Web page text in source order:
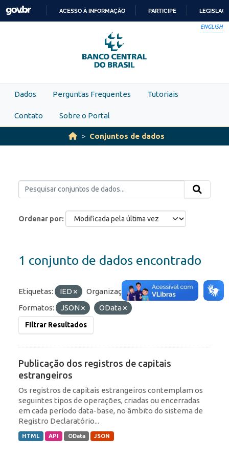
Skip to main content
PARA
O
CONTEÚDO
ACESSO À INFORMAÇÃO PARTICIPE
ENGLISH
Dados Perguntas Frequentes Tutoriais
Contato Sobre o Portal
Conjuntos de dados
Ordenar por
1 conjunto de dados encontrado
Etiquetas: IED Organizações:
BCB/Dstat
Formatos:
JSON OData
Filtrar Resultados
Publicação dos registros de capitais
estrangeiros
Os registros de capitais estrangeiros contemplam os
seguintes tipos de operações, criadas ou encerradas
em cada período data-base, no âmbito do sistema de
Registro Declaratório...
HTML API OData JSON